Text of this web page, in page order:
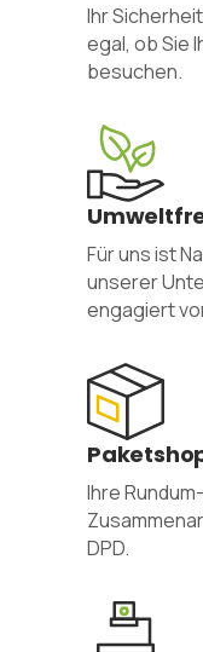
Ihr
egal, ob Sie
besuchen.
Für uns ist
unserer
engagiert
Ihre
DPD.